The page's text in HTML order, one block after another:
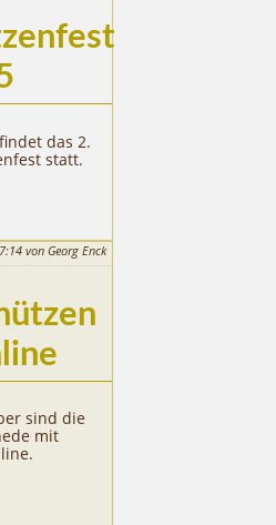
das 2.
statt.
von Georg Enck
sind die
mit